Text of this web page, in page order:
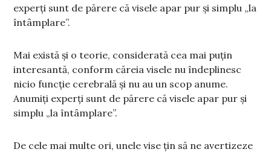
experți sunt de părere că visele apar pur și simplu „la
întâmplare”.
Mai există și o teorie, considerată cea mai puțin
interesantă, conform căreia visele nu îndeplinesc
nicio funcție cerebrală și nu au un scop anume.
Anumiți experți sunt de părere că visele apar pur și
simplu „la întâmplare”.
De cele mai multe ori, unele vise țin să ne avertizeze